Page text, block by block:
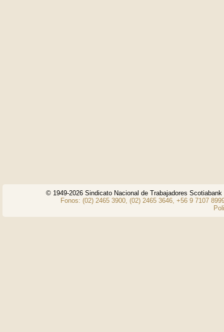
© 1949-2026 Sindicato Nacional de Trabajadores
Fonos: (02) 2465 3900, (02) 2465 3646, +56 9 7107